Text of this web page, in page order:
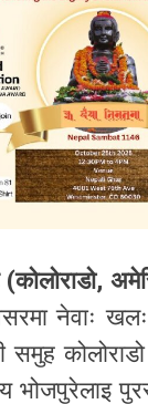
नेवाः खलः
समुह
भोजपुरेलाइ